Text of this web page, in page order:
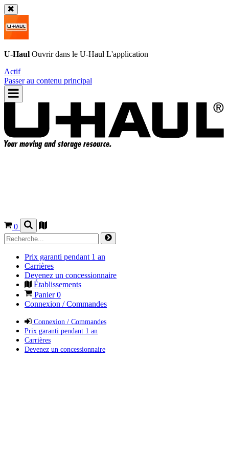
U-Haul Ouvrir dans le U-Haul L'application
Actif
Passer au contenu principal
0
Prix garanti pendant 1 an
Carrières
Devenez un concessionnaire
Établissements
Panier0
Connexion / Commandes
Connexion / Commandes
Prix garanti pendant 1 an
Carrières
Devenez un concessionnaire